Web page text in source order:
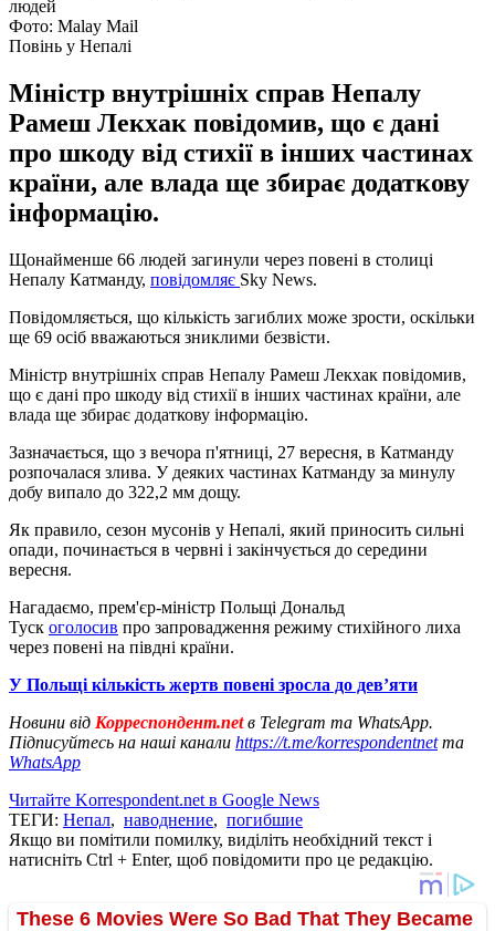
Фото: Malay Mail
Повінь у Непалі
Міністр внутрішніх справ Непалу
Рамеш Лекхак повідомив, що є дані
про шкоду від стихії в інших частинах
країни, але влада ще збирає додаткову
інформацію.
Щонайменше 66 людей загинули через повені в столиці
Непалу Катманду, повідомляє Sky News.
Повідомляється, що кількість загиблих може зрости, оскільки
ще 69 осіб вважаються зниклими безвісти.
Міністр внутрішніх справ Непалу Рамеш Лекхак повідомив,
що є дані про шкоду від стихії в інших частинах країни, але
влада ще збирає додаткову інформацію.
Зазначається, що з вечора п'ятниці, 27 вересня, в Катманду
розпочалася злива. У деяких частинах Катманду за минулу
добу випало до 322,2 мм дощу.
Як правило, сезон мусонів у Непалі, який приносить сильні
опади, починається в червні і закінчується до середини
вересня.
Нагадаємо, прем'єр-міністр Польщі Дональд
Туск оголосив про запровадження режиму стихійного лиха
через повені на півдні країни.
У Польщі кількість жертв повені зросла до девʼяти
Новини від Корреспондент.netв Telegram та WhatsApp.
Підписуйтесь на наші канали https://t.me/korrespondentnetта
WhatsApp
Читайте Korrespondent.net в Google News
ТЕГИ: Непал, наводнение, погибшие
Якщо ви помітили помилку, виділіть необхідний текст і
натисніть Ctrl + Enter, щоб повідомити про це редакцію.